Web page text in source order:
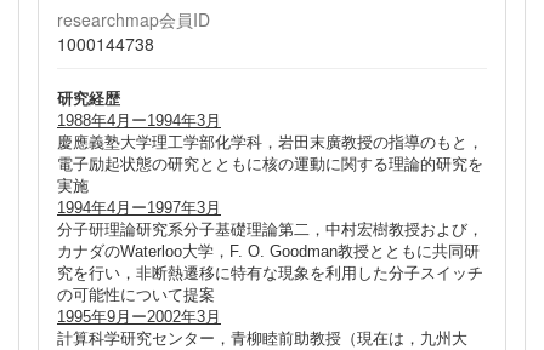
researchmap会員ID
1000144738
研究経歴
1988年4月ー1994年3月
慶應義塾大学理工学部化学科，岩田末廣教授の指導のもと，
電子励起状態の研究とともに核の運動に関する理論的研究を
実施
1994年4月ー1997年3月
分子研理論研究系分子基礎理論第二，中村宏樹教授および，
カナダのWaterloo大学，F. O. Goodman教授とともに共同研
究を行い，非断熱遷移に特有な現象を利用した分子スイッチ
の可能性について提案
1995年9月ー2002年3月
計算科学研究センター，青柳睦前助教授（現在は，九州大